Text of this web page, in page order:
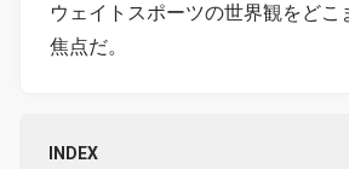
ウェイトスポーツの世界観をどこ
焦点だ。
INDEX